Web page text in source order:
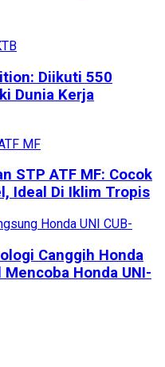
Diikuti 550
Dunia Kerja
STP ATF MF: Cocok
Ideal Di Iklim Tropis
Canggih Honda
Honda UNI-